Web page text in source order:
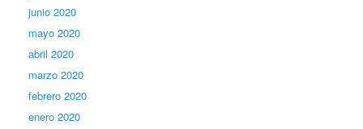
junio 2020
mayo 2020
abril 2020
marzo 2020
febrero 2020
enero 2020